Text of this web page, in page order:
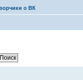
о ВК